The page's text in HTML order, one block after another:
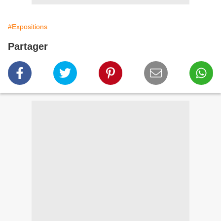
#Expositions
Partager